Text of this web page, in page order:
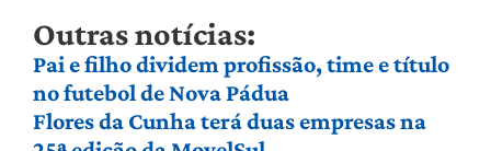
Outras notícias:
Pai e filho dividem profissão, time e título
no futebol de Nova Pádua
Flores da Cunha terá duas empresas na